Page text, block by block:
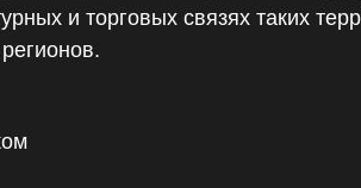
и торговых связях таких